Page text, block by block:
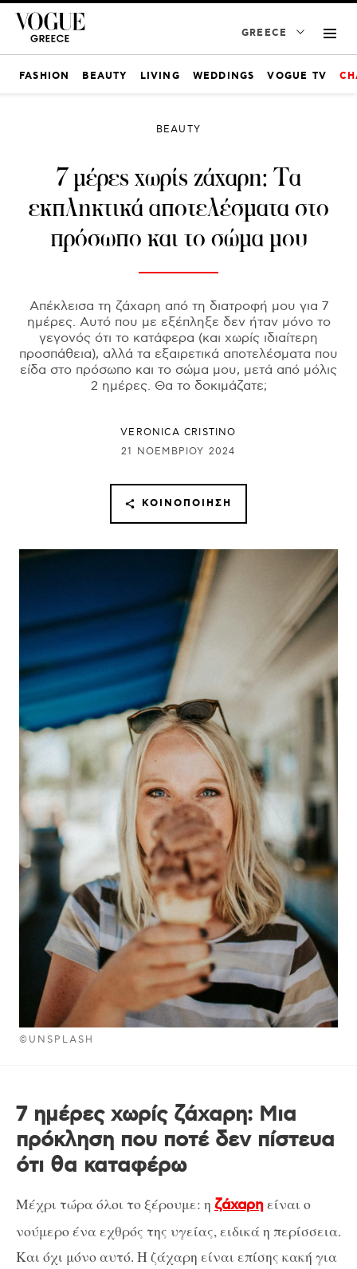
GREECE
FASHION BEAUTY LIVING WEDDINGS VOGUE TV
©UNSPLASH
BEAUTY
7 μέρες χωρίς ζάχαρη: Τα
εκπληκτικά αποτελέσματα στο
πρόσωπο και το σώμα μου
Απέκλεισα τη ζάχαρη από τη διατροφή μου για 7
ημέρες. Αυτό που με εξέπληξε δεν ήταν μόνο το
γεγονός ότι το κατάφερα (και χωρίς ιδιαίτερη
προσπάθεια), αλλά τα εξαιρετικά αποτελέσματα που
είδα στο πρόσωπο και το σώμα μου, μετά από μόλις
2 ημέρες. Θα το δοκιμάζατε;
VERONICA CRISTINO
21 ΝΟΕΜΒΡΊΟΥ 2024
ΚΟΙΝΟΠΟΊΗΣΗ
7 ημέρες χωρίς ζάχαρη: Μια
πρόκληση που ποτέ δεν πίστευα
ότι θα καταφέρω
Μέχρι τώρα όλοι το ξέρουμε: η ζάχαρηείναι ο
νούμερο ένα εχθρός της υγείας, ειδικά η περίσσεια.
Και όχι μόνο αυτό. Η ζάχαρη είναι επίσης κακή για